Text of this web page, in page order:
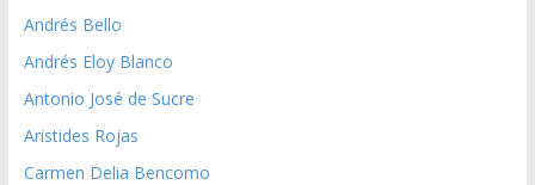
Andrés Bello
Andrés Eloy Blanco
Antonio José de Sucre
Aristides Rojas
Carmen Delia Bencomo